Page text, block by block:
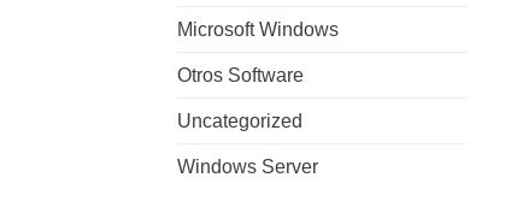
Microsoft Windows
Otros Software
Uncategorized
Windows Server